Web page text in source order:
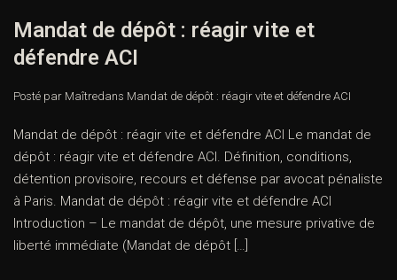
Mandat de dépôt : réagir vite et
défendre ACI
Posté par Maîtredans Mandat de dépôt : réagir vite et défendre ACI
Mandat de dépôt : réagir vite et défendre ACI Le mandat de
dépôt : réagir vite et défendre ACI. Définition, conditions,
détention provisoire, recours et défense par avocat pénaliste
à Paris. Mandat de dépôt : réagir vite et défendre ACI
Introduction – Le mandat de dépôt, une mesure privative de
liberté immédiate (Mandat de dépôt […]